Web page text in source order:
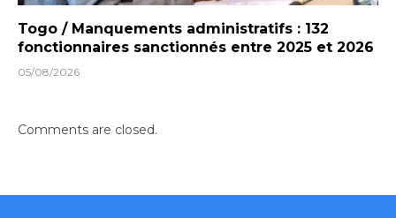
Togo / Manquements administratifs : 132
fonctionnaires sanctionnés entre 2025 et 2026
05/08/2026
Comments are closed.